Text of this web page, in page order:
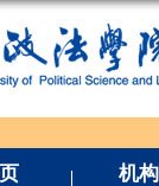
机